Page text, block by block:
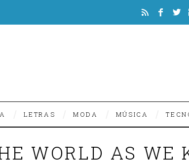
LETRAS MODA MÚSICA
WORLD AS WE